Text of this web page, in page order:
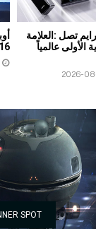
تصل :العلامة
الأولى عالمياً
2026-
16 في المملكة العربية...
SPOT